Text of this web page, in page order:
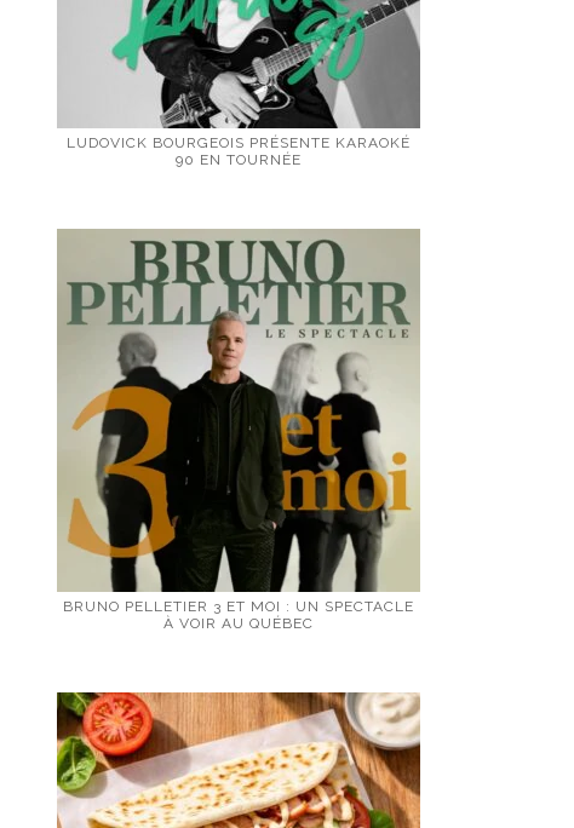
LUDOVICK BOURGEOIS PRÉSENTE KARAOKÉ
90 EN TOURNÉE
BRUNO PELLETIER 3 ET MOI : UN SPECTACLE
À VOIR AU QUÉBEC